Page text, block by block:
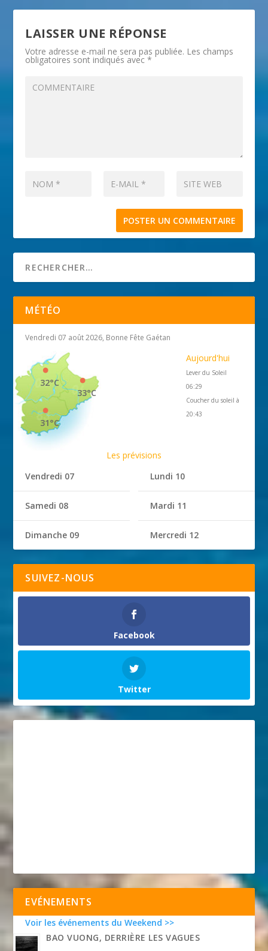
LAISSER UNE RÉPONSE
Votre adresse e-mail ne sera pas publiée. Les champs
obligatoires sont indiqués avec*
MÉTÉO
Vendredi 07 août 2026, Bonne Fête Gaétan
33°C
32°C
31°C
Aujourd'hui
Lever du Soleil
06:29
Coucher du soleil à
20:43
Les prévisions
Vendredi 07
Samedi 08
Dimanche 09
Lundi 10
Mardi 11
Mercredi 12
SUIVEZ-NOUS
Facebook
Twitter
EVÉNEMENTS
Voir les événements du Weekend >>
BAO VUONG, DERRIÈRE LES VAGUES